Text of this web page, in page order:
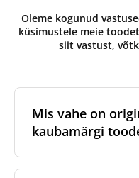
Oleme kogunud
küsimustele meie
siit vastust,
Mis vahe on
kaubamärgi